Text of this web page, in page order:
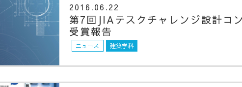
2016.06.22
第7回JIAテスクチャレンジ設計コ
受賞報告
ニュース 建築学科